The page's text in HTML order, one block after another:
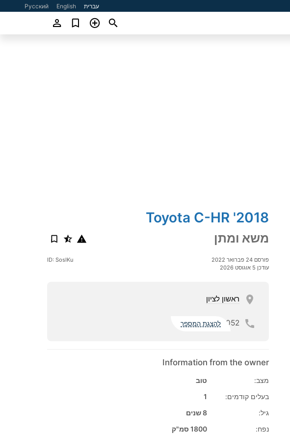
עברית English
Русский
2018' Toyota С-HR
משא ומתן
פורסם 24 פברואר 2022
עודכן 5 אוגוסט 2026
ID: SosIKu
ראשון לציון
052 להצגת המספר
Information from the owner
מצב:
טוב
בעלים קודמים:
1
גיל:
8 שנים
נפח:
1800 סמ"ק